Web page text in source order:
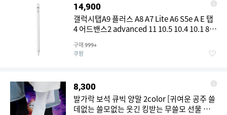
14,900
갤럭시탭A9 플러스 A8 A7 Lite A6 S5e A E 탭
4 어드밴스2 advanced 11 10.5 10.4 10.1 8.7
구, 1개, 화이트
구매 999+
쿠팡
8,300
발가락 보석 큐빅 양말 2color [귀여운 공주 쓸
데없는 쓸모없는 웃긴 킹받는 무쓸모 선물 인